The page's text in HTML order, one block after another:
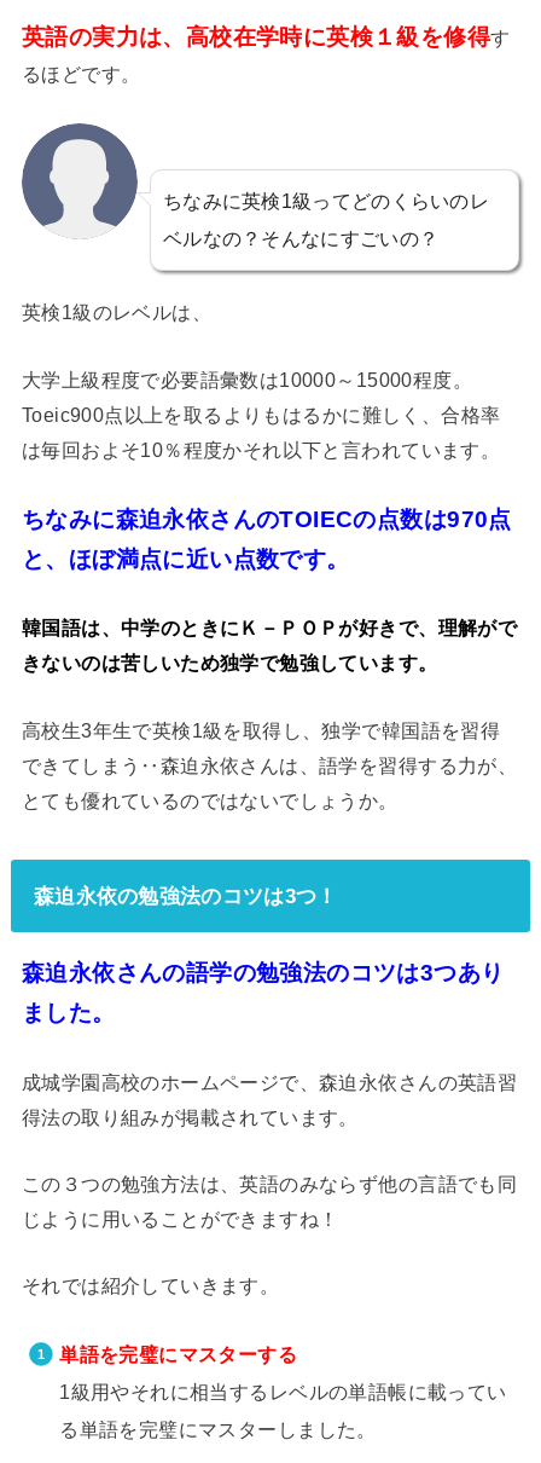
英語の実力は、高校在学時に英検１級を修得す
るほどです。
ちなみに英検1級ってどのくらいのレ
ベルなの？そんなにすごいの？
英検1級のレベルは、
大学上級程度で必要語彙数は10000～15000程度。
Toeic900点以上を取るよりもはるかに難しく、合格率
は毎回およそ10％程度かそれ以下と言われています。
ちなみに森迫永依さんのTOIECの点数は970点
と、ほぼ満点に近い点数です。
韓国語は、中学のときにＫ－ＰＯＰが好きで、理解がで
きないのは苦しいため独学で勉強しています。
高校生3年生で英検1級を取得し、独学で韓国語を習得
できてしまう‥森迫永依さんは、語学を習得する力が、
とても優れているのではないでしょうか。
森迫永依の勉強法のコツは3つ！
森迫永依さんの語学の勉強法のコツは3つあり
ました。
成城学園高校のホームページで、森迫永依さんの英語習
得法の取り組みが掲載されています。
この３つの勉強方法は、英語のみならず他の言語でも同
じように用いることができますね！
それでは紹介していきます。
単語を完璧にマスターする
1級用やそれに相当するレベルの単語帳に載ってい
る単語を完璧にマスターしました。